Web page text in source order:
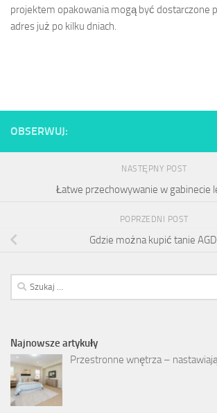
projektem opakowania mogą być dostarczone
adres już po kilku dniach.
OBSERWUJ:
NASTĘPNY POST
Łatwe przechowywanie w gabinecie
POPRZEDNI POST
Gdzie można kupić tanie
Szukaj:
Najnowsze artykuły
Przestronne wnętrza –